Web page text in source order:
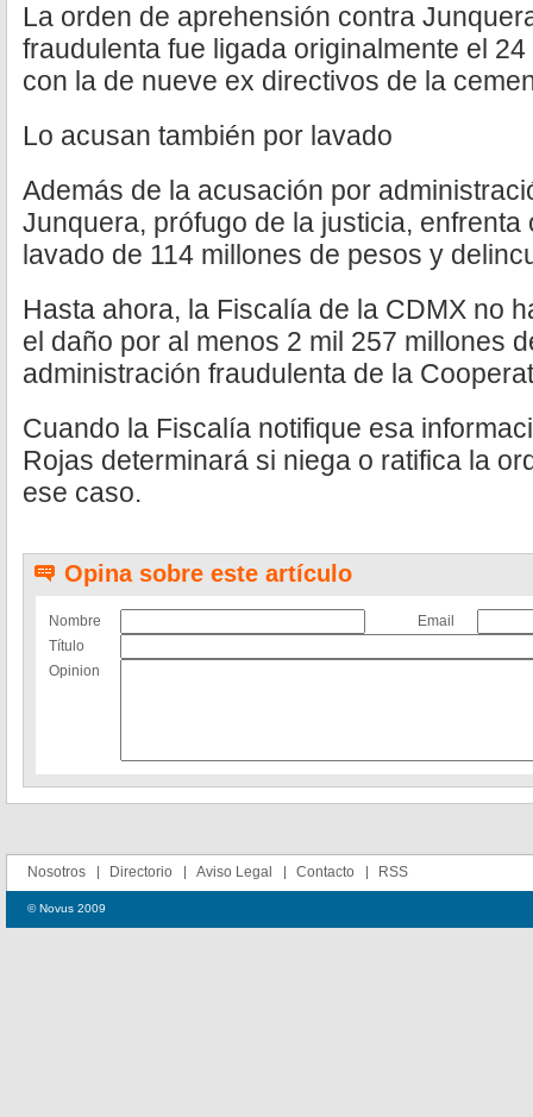
La orden de aprehensión contra
fraudulenta fue ligada originalmente el
con la de nueve ex directivos de la
Lo acusan también por lavado
Además de la acusación por
Junquera, prófugo de la justicia,
lavado de 114 millones de pesos y
Hasta ahora, la Fiscalía de la CDMX no
el daño por al menos 2 mil 257 millones
administración fraudulenta de la
Cuando la Fiscalía notifique esa
Rojas determinará si niega o ratifica la
ese caso.
Opina sobre este artículo
Nombre
Email
Título
Opinion
Nosotros Directorio Aviso Legal Contacto RSS
© Novus 2009